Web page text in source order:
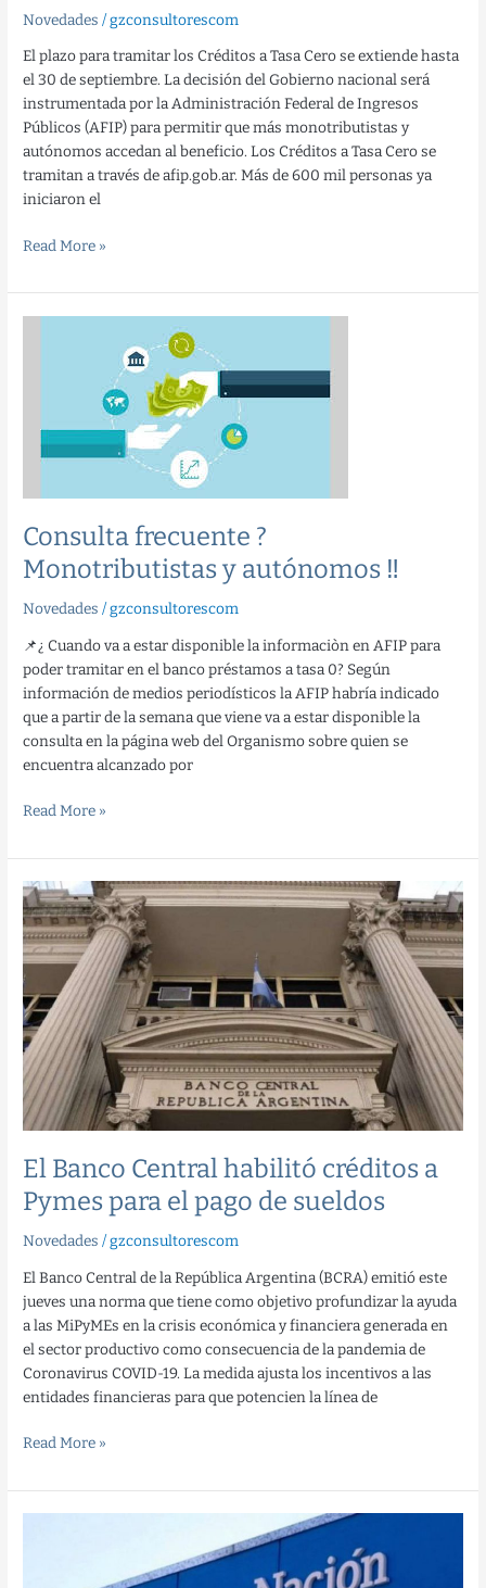
Novedades /gzconsultorescom
El plazo para tramitar los Créditos a Tasa Cero se extiende hasta
el 30 de septiembre. La decisión del Gobierno nacional será
instrumentada por la Administración Federal de Ingresos
Públicos (AFIP) para permitir que más monotributistas y
autónomos accedan al beneficio. Los Créditos a Tasa Cero se
tramitan a través de afip.gob.ar. Más de 600 mil personas ya
iniciaron el
tramitarlos
Read More »
Consulta frecuente ?
Monotributistas y autónomos ‼️
Novedades /gzconsultorescom
📌¿ Cuando va a estar disponible la informaciòn en AFIP para
poder tramitar en el banco préstamos a tasa 0? Según
información de medios periodísticos la AFIP habría indicado
que a partir de la semana que viene va a estar disponible la
consulta en la página web del Organismo sobre quien se
encuentra alcanzado por
Monotributistas
autónomos
Read More »
El Banco Central habilitó créditos a
Pymes para el pago de sueldos
Novedades /gzconsultorescom
El Banco Central de la República Argentina (BCRA) emitió este
jueves una norma que tiene como objetivo profundizar la ayuda
a las MiPyMEs en la crisis económica y financiera generada en
el sector productivo como consecuencia de la pandemia de
Coronavirus COVID-19. La medida ajusta los incentivos a las
entidades financieras para que potencien la línea de
El
Banco
Central
habilitó
créditos
a
Pymes
para
el
pago
de
sueldos
Read More »